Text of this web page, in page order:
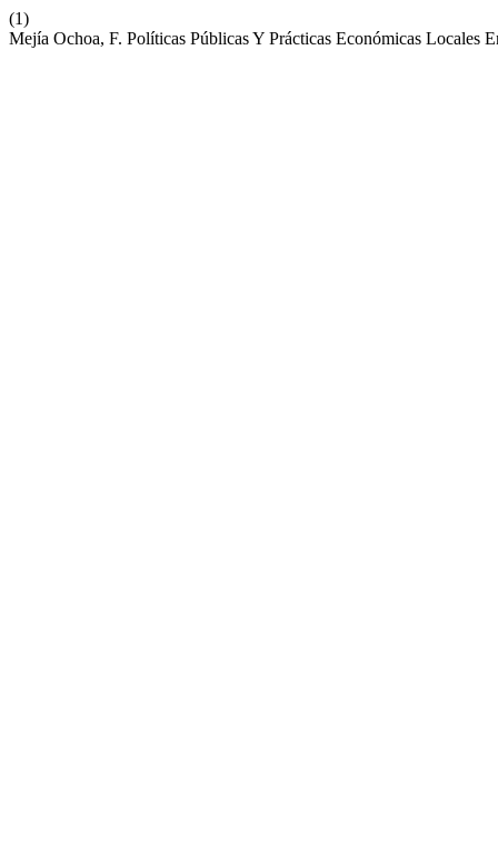
(1)
Mejía Ochoa, F. Políticas Públicas Y Prácticas Económicas Locales